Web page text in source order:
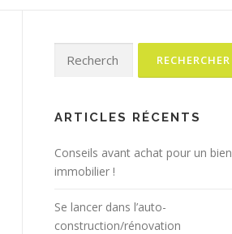
ARTICLES RÉCENTS
Conseils avant achat pour un bien
immobilier !
Se lancer dans l’auto-
construction/rénovation